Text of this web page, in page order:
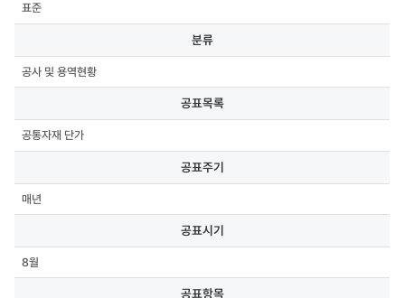
모델종류,
분류,
공표주기,
공표시기,
공표항목,
담당자,
연락처,
첨부파일
표준
분류
공사 및 용역현황
공표목록
공통자재 단가
공표주기
매년
공표시기
8월
공표항목